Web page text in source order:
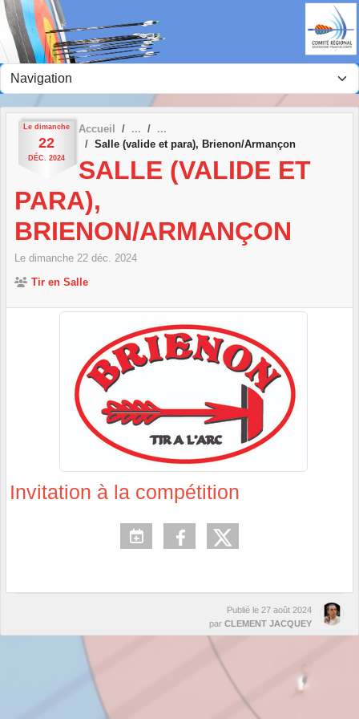
Le dimanche
22
DÉC. 2024
Accueil
Salle (valide et para), Brienon/Armançon
SALLE (VALIDE ET
PARA),
BRIENON/ARMANÇON
Le dimanche 22 déc. 2024
Tir en Salle
Invitation à la compétition
Publié le 27 août 2024
par CLEMENT JACQUEY
Panneau de gestion des cookies